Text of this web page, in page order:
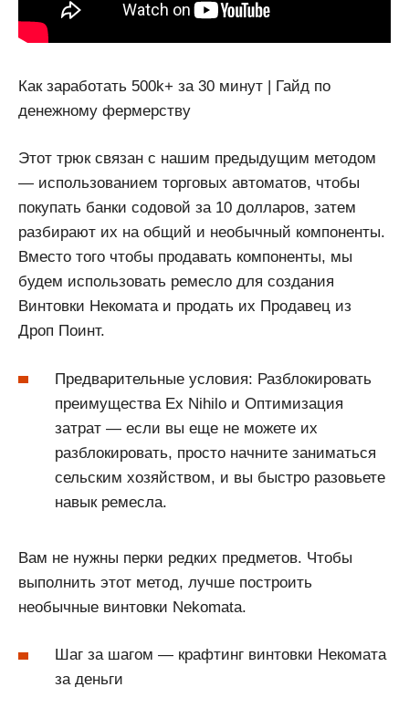
Как заработать 500k+ за 30 минут | Гайд по
денежному фермерству
Этот трюк связан с нашим предыдущим методом
— использованием торговых автоматов, чтобы
покупать банки содовой за 10 долларов, затем
разбирают их на общий и необычный компоненты.
Вместо того чтобы продавать компоненты, мы
будем использовать ремесло для создания
Винтовки Некомата и продать их Продавец из
Дроп Поинт.
Предварительные условия: Разблокировать
преимущества Ex Nihilo и Оптимизация
затрат — если вы еще не можете их
разблокировать, просто начните заниматься
сельским хозяйством, и вы быстро разовьете
навык ремесла.
Вам не нужны перки редких предметов. Чтобы
выполнить этот метод, лучше построить
необычные винтовки Nekomata.
Шаг за шагом — крафтинг винтовки Некомата
за деньги